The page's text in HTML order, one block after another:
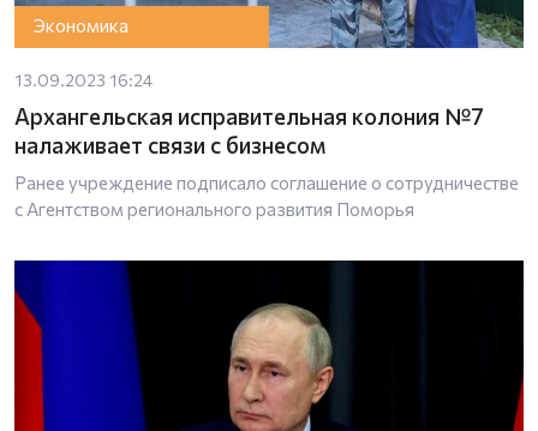
Экономика
13.09.2023 16:24
Архангельская исправительная колония №7
налаживает связи с бизнесом
Ранее учреждение подписало соглашение о сотрудничестве
с Агентством регионального развития Поморья